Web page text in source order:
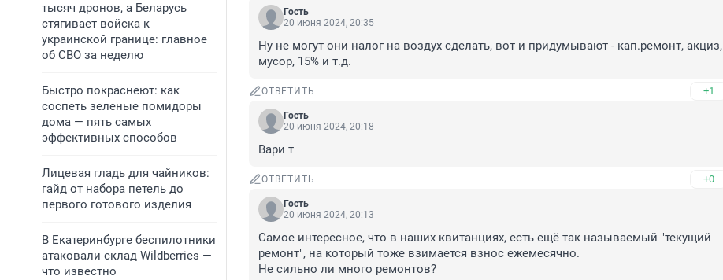
тысяч дронов, а Беларусь
стягивает войска к
украинской границе: главное
об СВО за неделю
Быстро покраснеют: как
соспеть зеленые помидоры
дома — пять самых
эффективных способов
Лицевая гладь для чайников:
гайд от набора петель до
первого готового изделия
В Екатеринбурге беспилотники
атаковали склад Wildberries —
что известно
Гость
20 июня 2024, 20:35
Ну не могут они налог на воздух сделать, вот и придумывают - кап.ремонт, акциз,
мусор, 15% и т.д.
ОТВЕТИТЬ +1
Гость
20 июня 2024, 20:18
Вари т
ОТВЕТИТЬ +0
Гость
20 июня 2024, 20:13
Самое интересное, что в наших квитанциях, есть ещё так называемый "текущий
ремонт", на который тоже взимается взнос ежемесячно.
Не сильно ли много ремонтов?